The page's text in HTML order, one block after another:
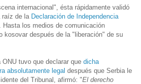
internacional", ésta rápidamente validó
raíz de la Declaración de Independencia
Hasta los medios de comunicación
kosovar después de la "liberación" de su
tuvo que declarar que dicha
absolutamente legal después que Serbia le
del Tribunal, afirmó: "El derecho